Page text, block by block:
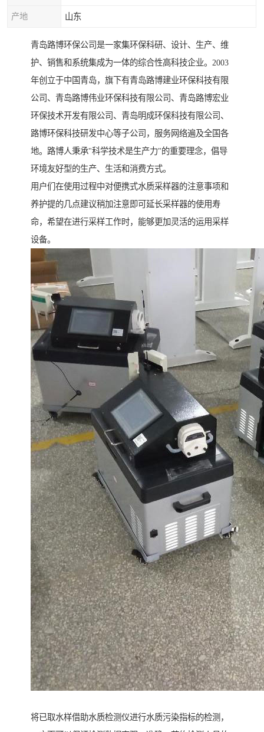
产地 山东
青岛路博环保公司是一家集环保科研、设计、生产、维
护、销售和系统集成为一体的综合性高科技企业。2003
年创立于中国青岛，旗下有青岛路博建业环保科技有限
公司、青岛路博伟业环保科技有限公司、青岛路博宏业
环保技术开发有限公司、青岛明成环保科技有限公司、
路博环保科技研发中心等子公司，服务网络遍及全国各
地。路博人秉承"科学技术是生产力"的重要理念，倡导
环境友好型的生产、生活和消费方式。
用户们在使用过程中对便携式水质采样器的注意事项和
养护提的几点建议稍加注意即可延长采样器的使用寿
命，希望在进行采样工作时，能够更加灵活的运用采样
设备。
将已取水样借助水质检测仪进行水质污染指标的检测，